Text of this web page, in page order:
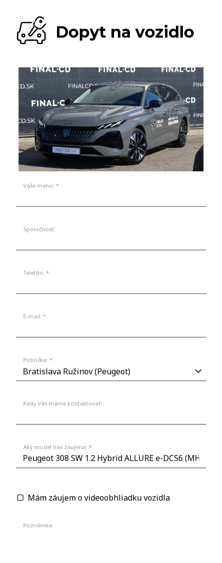
Dopyt na vozidlo
Vaše meno: *
Spoločnosť:
Telefón: *
E-mail: *
Pobočka: *
Kedy Vás máme kontaktovať:
Aký model Vás zaujíma: *
Mám záujem o videoobhliadku vozidla
Poznámka: